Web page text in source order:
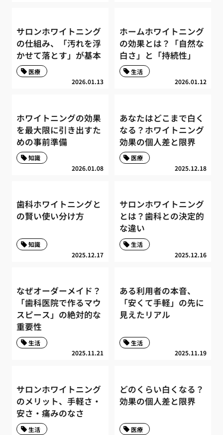
サロンホワイトニング
の仕組み、「汚れを浮
かせて落とす」が基本
2026.01.13
医療
ホームホワイトニング
の効果とは？「自然な
白さ」と「持続性」
2026.01.12
生活
ホワイトニングの効果
を最大限に引き出すた
めの事前準備
2026.01.08
知識
あなたはどこまで白く
なる？ホワイトニング
効果の個人差と限界
2025.12.18
医療
歯科ホワイトニングと
の賢い使い分け方
2025.12.17
知識
サロンホワイトニング
とは？歯科との決定的
な違い
2025.12.16
生活
なぜオーダーメイド？
「歯科医院で作るマウ
スピース」の絶対的な
重要性
2025.11.21
生活
ある利用者の本音、
「安くて手軽」の先に
見えたリアル
2025.11.19
生活
サロンホワイトニング
のメリット、手軽さ・
安さ・痛みのなさ
生活
どのくらい白くなる？
効果の個人差と限界
医療